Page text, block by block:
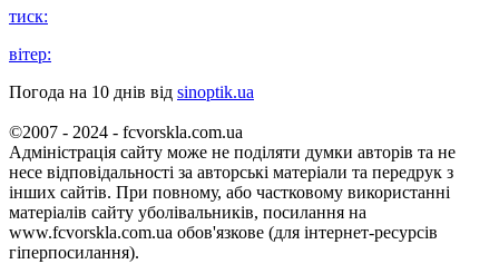
тиск:
вітер:
Погода на 10 днів від sinoptik.ua
©2007 - 2024 - fcvorskla.com.ua
Адміністрація сайту може не поділяти думки авторів та не
несе відповідальності за авторські матеріали та передрук з
інших сайтів. При повному, або частковому використанні
матеріалів сайту уболівальників, посилання на
www.fcvorskla.com.ua обов'язкове (для інтернет-ресурсів
гіперпосилання).